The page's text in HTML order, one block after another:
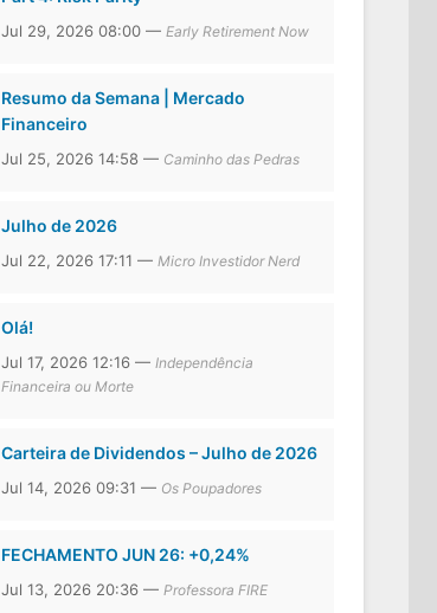
Jul 29, 2026 08:00 —Early Retirement Now
Resumo da Semana | Mercado
Financeiro
Jul 25, 2026 14:58 — Caminho das Pedras
Julho de 2026
Jul 22, 2026 17:11 —Micro Investidor Nerd
Olá!
Jul 17, 2026 12:16 —Independência
Financeira ou Morte
Carteira de Dividendos – Julho de 2026
Jul 14, 2026 09:31 — Os Poupadores
FECHAMENTO JUN 26: +0,24%
Jul 13, 2026 20:36 —Professora FIRE